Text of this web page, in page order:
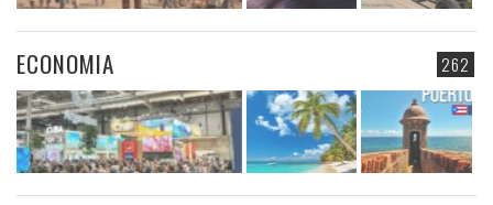
262
ECONOMIA